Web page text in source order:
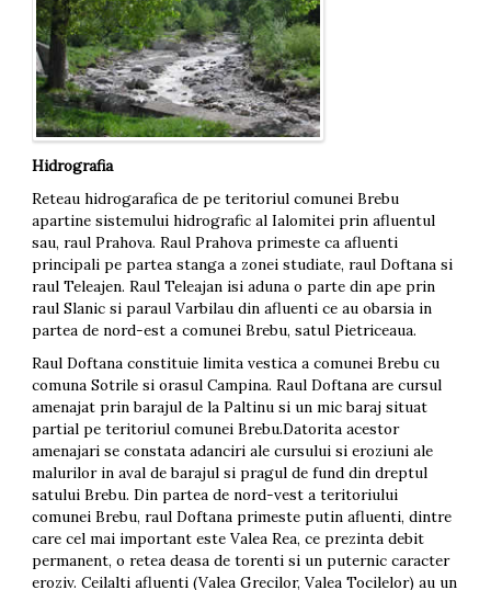
Hidrografia
Reteau hidrogarafica de pe teritoriul comunei Brebu
apartine sistemului hidrografic al Ialomitei prin afluentul
sau, raul Prahova. Raul Prahova primeste ca afluenti
principali pe partea stanga a zonei studiate, raul Doftana si
raul Teleajen. Raul Teleajan isi aduna o parte din ape prin
raul Slanic si paraul Varbilau din afluenti ce au obarsia in
partea de nord-est a comunei Brebu, satul Pietriceaua.
Raul Doftana constituie limita vestica a comunei Brebu cu
comuna Sotrile si orasul Campina. Raul Doftana are cursul
amenajat prin barajul de la Paltinu si un mic baraj situat
partial pe teritoriul comunei Brebu.Datorita acestor
amenajari se constata adanciri ale cursului si eroziuni ale
malurilor in aval de barajul si pragul de fund din dreptul
satului Brebu. Din partea de nord-vest a teritoriului
comunei Brebu, raul Doftana primeste putin afluenti, dintre
care cel mai important este Valea Rea, ce prezinta debit
permanent, o retea deasa de torenti si un puternic caracter
eroziv. Ceilalti afluenti (Valea Grecilor, Valea Tocilelor) au un